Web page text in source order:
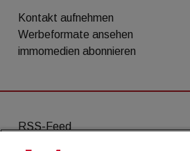
Kontakt aufnehmen
Werbeformate ansehen
immomedien abonnieren
RSS-Feed